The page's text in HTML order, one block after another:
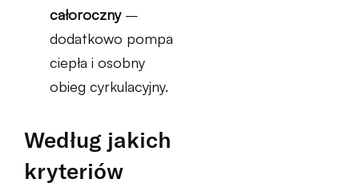
całoroczny–
dodatkowo pompa
ciepła i osobny
obieg cyrkulacyjny.
Według jakich
kryteriów